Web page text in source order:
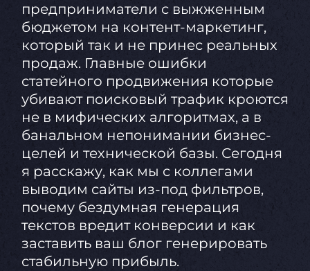
предприниматели с выжженным
бюджетом на контент-маркетинг,
который так и не принес реальных
продаж. Главные ошибки
статейного продвижения которые
убивают поисковый трафик кроются
не в мифических алгоритмах, а в
банальном непонимании бизнес-
целей и технической базы. Сегодня
я расскажу, как мы с коллегами
выводим сайты из-под фильтров,
почему бездумная генерация
текстов вредит конверсии и как
заставить ваш блог генерировать
стабильную прибыль.